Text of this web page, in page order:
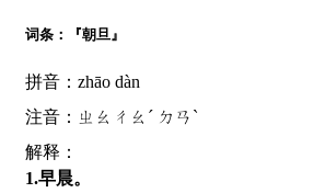
词条：『朝旦』
拼音：zhāo dàn
注音：ㄓㄠㄔㄠˊ ㄉㄢˋ
解释：
1.早晨。